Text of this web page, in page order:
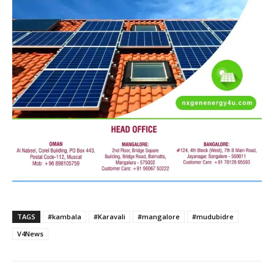
TAGS #kambala #Karavali #mangalore
#mudubidre
V4News